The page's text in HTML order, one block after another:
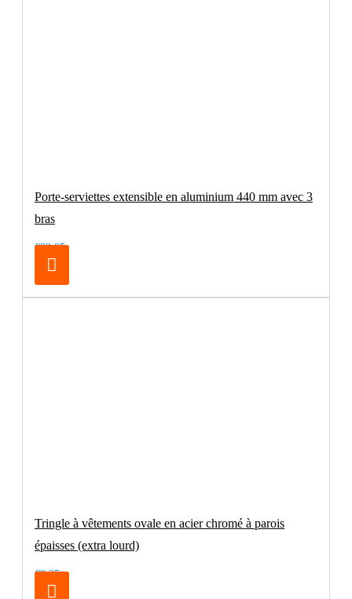
Porte-serviettes extensible en aluminium 440 mm avec 3
bras
€32.95
Tringle à vêtements ovale en acier chromé à parois
épaisses (extra lourd)
€8.25